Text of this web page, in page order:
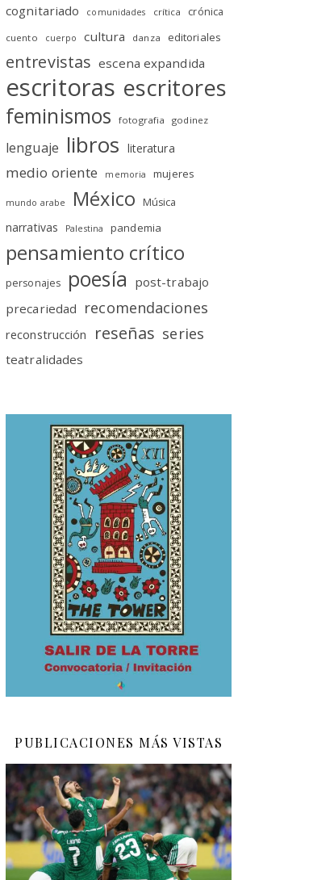
cognitariado comunidades crítica crónica
cuento cuerpo cultura danza editoriales
entrevistas escena expandida
escritoras escritores
feminismos fotografia godinez
lenguaje libros literatura
medio oriente memoria mujeres
mundo arabe México Música
narrativas Palestina pandemia
pensamiento crítico
personajes poesía post-trabajo
precariedad recomendaciones
reconstrucción reseñas series
teatralidades
PUBLICACIONES MÁS VISTAS